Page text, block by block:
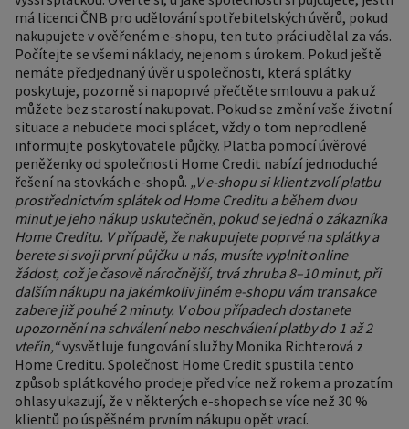
má licenci ČNB pro udělování spotřebitelských úvěrů, pokud
nakupujete v ověřeném e-shopu, ten tuto práci udělal za vás.
Počítejte se všemi náklady, nejenom s úrokem. Pokud ještě
nemáte předjednaný úvěr u společnosti, která splátky
poskytuje, pozorně si napoprvé přečtěte smlouvu a pak už
můžete bez starostí nakupovat. Pokud se změní vaše životní
situace a nebudete moci splácet, vždy o tom neprodleně
informujte poskytovatele půjčky. Platba pomocí úvěrové
peněženky od společnosti Home Credit nabízí jednoduché
řešení na stovkách e-shopů. „V e-shopu si klient zvolí platbu
prostřednictvím splátek od Home Creditu a během dvou
minut je jeho nákup uskutečněn, pokud se jedná o zákazníka
Home Creditu. V případě, že nakupujete poprvé na splátky a
berete si svoji první půjčku u nás, musíte vyplnit online
žádost, což je časově náročnější, trvá zhruba 8–10 minut, při
dalším nákupu na jakémkoliv jiném e-shopu vám transakce
zabere již pouhé 2 minuty. V obou případech dostanete
upozornění na schválení nebo neschválení platby do 1 až 2
vteřin,“vysvětluje fungování služby Monika Richterová z
Home Creditu. Společnost Home Credit spustila tento
způsob splátkového prodeje před více než rokem a prozatím
ohlasy ukazují, že v některých e-shopech se více než 30 %
klientů po úspěšném prvním nákupu opět vrací.